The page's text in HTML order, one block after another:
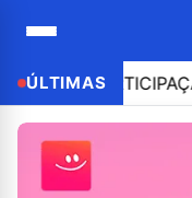
ÚLTIMAS
PARTICIPAÇÃO